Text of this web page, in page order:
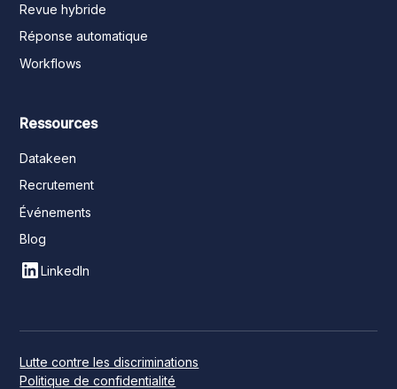
Revue hybride
Réponse automatique
Workflows
Ressources
Datakeen
Recrutement
Événements
Blog
LinkedIn
Lutte contre les discriminations
Politique de confidentialité